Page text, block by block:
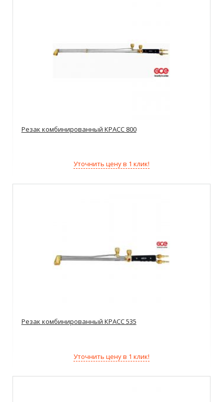
Резак комбинированный КРАСС 800
Уточнить цену в 1 клик!
Резак комбинированный КРАСС 535
Уточнить цену в 1 клик!